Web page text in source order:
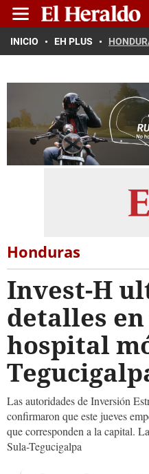
INICIO EH PLUS
Honduras
Invest-H
detalles
hospital
Las autoridades de Inversión
confirmaron que este jueves
que corresponden a la capital.
Sula-Tegucigalpa